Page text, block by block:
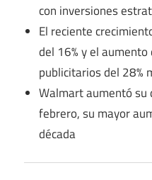
con inversiones
El reciente
del 16% y el
publicitarios del 28%
Walmart aumentó su
febrero, su mayor
década